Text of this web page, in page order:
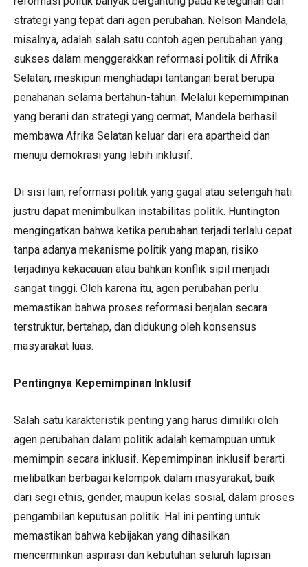
strategi yang tepat dari agen perubahan. Nelson Mandela,
misalnya, adalah salah satu contoh agen perubahan yang
sukses dalam menggerakkan reformasi politik di Afrika
Selatan, meskipun menghadapi tantangan berat berupa
penahanan selama bertahun-tahun. Melalui kepemimpinan
yang berani dan strategi yang cermat, Mandela berhasil
membawa Afrika Selatan keluar dari era apartheid dan
menuju demokrasi yang lebih inklusif.
Di sisi lain, reformasi politik yang gagal atau setengah hati
justru dapat menimbulkan instabilitas politik. Huntington
mengingatkan bahwa ketika perubahan terjadi terlalu cepat
tanpa adanya mekanisme politik yang mapan, risiko
terjadinya kekacauan atau bahkan konflik sipil menjadi
sangat tinggi. Oleh karena itu, agen perubahan perlu
memastikan bahwa proses reformasi berjalan secara
terstruktur, bertahap, dan didukung oleh konsensus
masyarakat luas.
Pentingnya Kepemimpinan Inklusif
Salah satu karakteristik penting yang harus dimiliki oleh
agen perubahan dalam politik adalah kemampuan untuk
memimpin secara inklusif. Kepemimpinan inklusif berarti
melibatkan berbagai kelompok dalam masyarakat, baik
dari segi etnis, gender, maupun kelas sosial, dalam proses
pengambilan keputusan politik. Hal ini penting untuk
memastikan bahwa kebijakan yang dihasilkan
mencerminkan aspirasi dan kebutuhan seluruh lapisan